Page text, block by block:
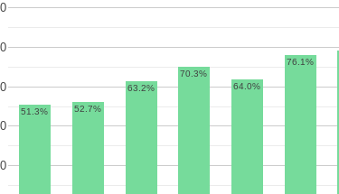
51.3% 52.7%
63.2%
70.3%
64.0%
76.1%